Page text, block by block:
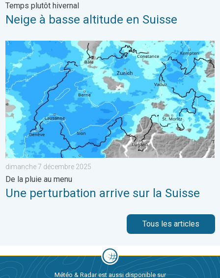
Temps plutôt hivernal
Neige à basse altitude en Suisse
Une perturbation arrive sur la Suisse. De la pluie au menu. . .
dimanche 7 décembre 2025
De la pluie au menu
Une perturbation arrive sur la Suisse
Tous les articles
Météo & Radar est aussi disponible sur